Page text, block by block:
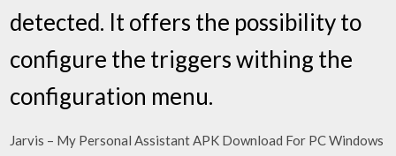
detected. It offers the possibility to
configure the triggers withing the
configuration menu.
Jarvis – My Personal Assistant APK Download For PC Windows